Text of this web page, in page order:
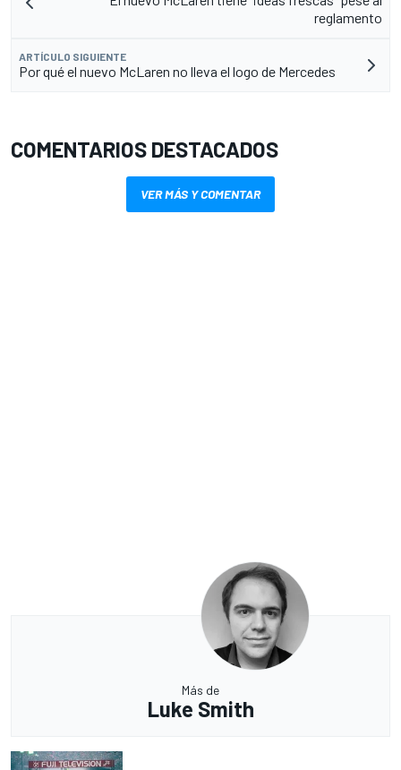
reglamento
ARTÍCULO SIGUIENTE
Por qué el nuevo McLaren no lleva el logo de Mercedes
COMENTARIOS DESTACADOS
VER MÁS Y COMENTAR
Más de
Luke Smith